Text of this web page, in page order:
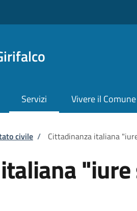
Servizi Vivere il Comune
civile / Cittadinanza italiana